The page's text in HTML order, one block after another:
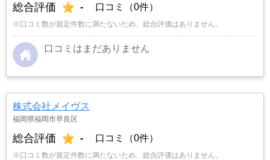
総合評価 - 口コミ（0件）
※口コミ数が規定件数に満たないため、総合評価はありません。
口コミはまだありません
株式会社メイヴス
福岡県福岡市早良区
総合評価 - 口コミ（0件）
※口コミ数が規定件数に満たないため、総合評価はありません。